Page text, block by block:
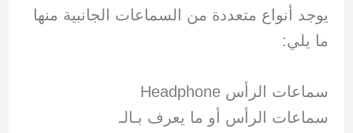
يوجد أنواع متعددة من السماعات الجانبية منها
ما يلي:
سماعات الرأس Headphone
سماعات الرأس أو ما يعرف بـالـ